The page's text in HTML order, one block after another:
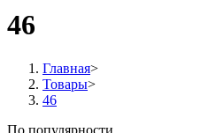
46
Главная>
Товары>
46
По популярности